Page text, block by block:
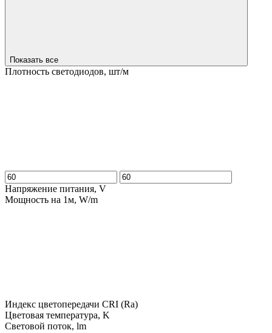
Показать все
Плотность светодиодов, шт/м
Напряжение питания, V
Мощность на 1м, W/m
Индекс цветопередачи CRI (Ra)
Цветовая температура, K
Световой поток, lm